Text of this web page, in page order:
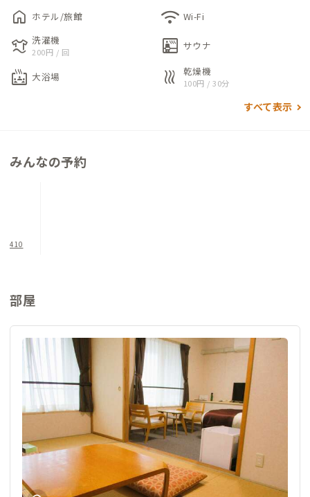
出来ます。
家の中には、人口ヘルストン温泉の浴場とサウナがあり、wi-fi
も完備しています。最近ではコワーキングスペース（BLUE BAS
E FUDAI）がオープン、手ぶらでキャンプグッズの貸し出しも可
home ホテル/旅館 wifi Wi-Fi
laundry 洗濯機
200円 / 回 sauna サウナ
bath_public_large 大浴場 heat 乾燥機
100円 / 30分
すべて表示
みんなの予約
410
部屋